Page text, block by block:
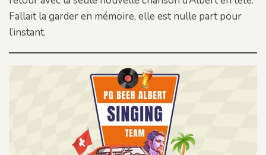
Fallait la garder en mémoire, elle est nulle part pour
l’instant.